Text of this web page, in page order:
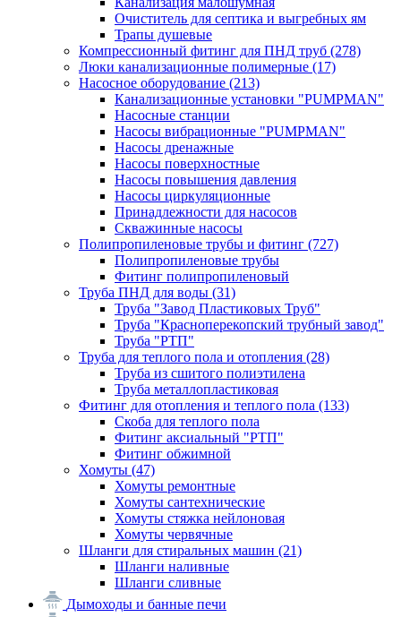
Очиститель для септика и выгребных ям
Трапы душевые
Компрессионный фитинг для ПНД труб (278)
Люки канализационные полимерные (17)
Насосное оборудование (213)
Канализационные установки "PUMPMAN"
Насосные станции
Насосы вибрационные "PUMPMAN"
Насосы дренажные
Насосы поверхностные
Насосы повышения давления
Насосы циркуляционные
Принадлежности для насосов
Скважинные насосы
Полипропиленовые трубы и фитинг (727)
Полипропиленовые трубы
Фитинг полипропиленовый
Труба ПНД для воды (31)
Труба "Завод Пластиковых Труб"
Труба "Красноперекопский трубный завод"
Труба "РТП"
Труба для теплого пола и отопления (28)
Труба из сшитого полиэтилена
Труба металлопластиковая
Фитинг для отопления и теплого пола (133)
Скоба для теплого пола
Фитинг аксиальный "РТП"
Фитинг обжимной
Хомуты (47)
Хомуты ремонтные
Хомуты сантехнические
Хомуты стяжка нейлоновая
Хомуты червячные
Шланги для стиральных машин (21)
Шланги наливные
Шланги сливные
Дымоходы и банные печи